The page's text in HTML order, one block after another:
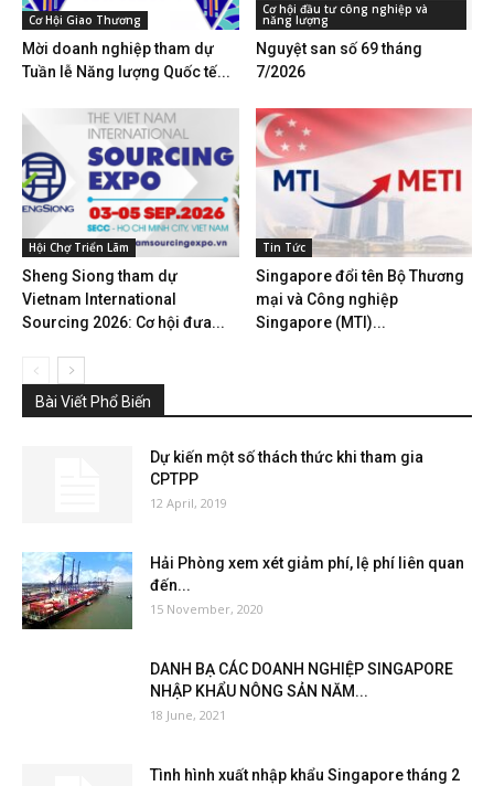
Cơ Hội Giao Thương
Mời doanh nghiệp tham dự
Tuần lễ Năng lượng Quốc tế...
Cơ hội đầu tư công nghiệp và
năng lượng
Nguyệt san số 69 tháng
7/2026
Hội Chợ Triển Lãm
Sheng Siong tham dự
Vietnam International
Sourcing 2026: Cơ hội đưa...
Tin Tức
Singapore đổi tên Bộ Thương
mại và Công nghiệp
Singapore (MTI)...
Bài Viết Phổ Biến
Dự kiến một số thách thức khi tham gia
CPTPP
12 April, 2019
Hải Phòng xem xét giảm phí, lệ phí liên quan
đến...
15 November, 2020
DANH BẠ CÁC DOANH NGHIỆP SINGAPORE
NHẬP KHẨU NÔNG SẢN NĂM...
18 June, 2021
Tình hình xuất nhập khẩu Singapore tháng 2